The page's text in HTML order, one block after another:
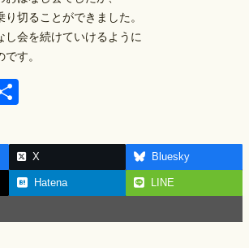
切ることができました。
し会を続けていけるように
す。
ar
eX Bluesky
Hatena LINE